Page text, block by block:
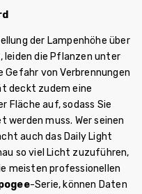
der Lampenhöhe über
leiden die Pflanzen unter
von Verbrennungen
deckt zudem eine
Fläche auf, sodass Sie
muss. Wer seinen
auch das Daily Light
so viel Licht zuzuführen,
meisten professionellen
-Serie, können Daten